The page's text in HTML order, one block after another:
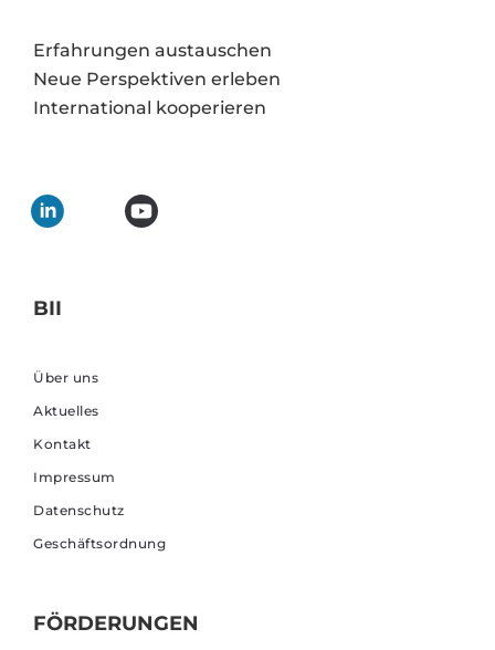
Erfahrungen austauschen
Neue Perspektiven erleben
International kooperieren
BII
Über uns
Aktuelles
Kontakt
Impressum
Datenschutz
Geschäftsordnung
FÖRDERUNGEN